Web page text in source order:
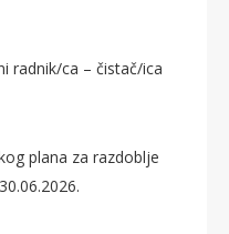
radnik/ca – čistač/ica
plana za razdoblje